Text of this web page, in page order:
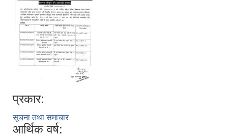
प्रकार:
सूचना तथा समाचार
आर्थिक वर्ष: